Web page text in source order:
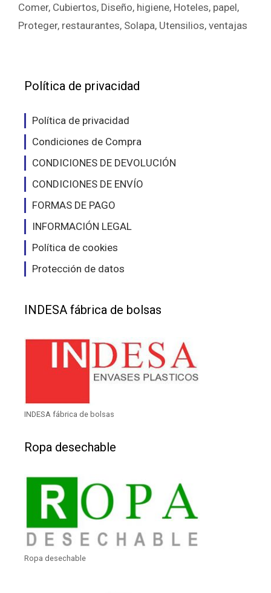
Comer, Cubiertos, Diseño, higiene, Hoteles, papel,
Proteger, restaurantes, Solapa, Utensilios, ventajas
Política de privacidad
Política de privacidad
Condiciones de Compra
CONDICIONES DE DEVOLUCIÓN
CONDICIONES DE ENVÍO
FORMAS DE PAGO
INFORMACIÓN LEGAL
Política de cookies
Protección de datos
INDESA fábrica de bolsas
INDESA fábrica de bolsas
Ropa desechable
Ropa desechable